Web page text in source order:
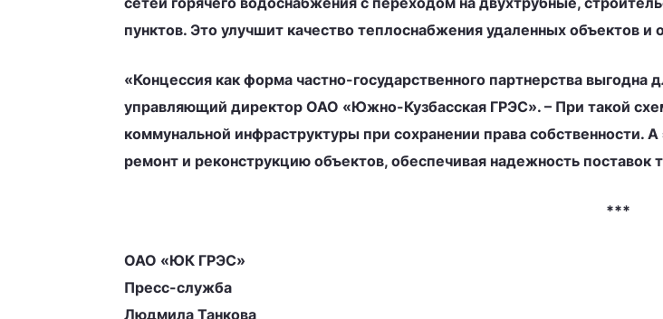
пунктов. Это улучшит качество теплоснабжения удаленных объектов
«Концессия как форма частно-государственного партнерства
управляющий директор ОАО «Южно-Кузбасская ГРЭС». – При такой
коммунальной инфраструктуры при сохранении права собственности.
ремонт и реконструкцию объектов, обеспечивая надежность поставок
***
ОАО «ЮК ГРЭС»
Пресс-служба
Людмила Танкова